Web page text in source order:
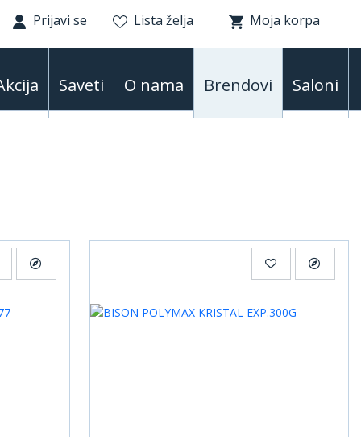
Prijavi se Lista želja Moja korpa
Saveti O nama Brendovi Saloni